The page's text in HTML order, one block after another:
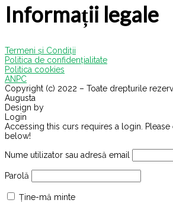
Informații legale
Termeni și Condiții
Politica de confidențialitate
Politica cookies
ANPC
Copyright (c) 2022 – Toate drepturile
Augusta
Design by
Login
Accessing this curs requires a login.
below!
Nume utilizator sau adresă email
Parolă
Ține-mă minte